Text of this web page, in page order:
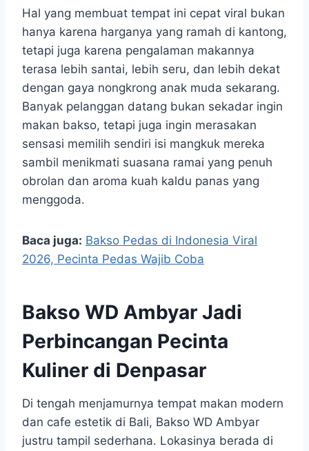
Hal yang membuat tempat ini cepat viral bukan
hanya karena harganya yang ramah di kantong,
tetapi juga karena pengalaman makannya
terasa lebih santai, lebih seru, dan lebih dekat
dengan gaya nongkrong anak muda sekarang.
Banyak pelanggan datang bukan sekadar ingin
makan bakso, tetapi juga ingin merasakan
sensasi memilih sendiri isi mangkuk mereka
sambil menikmati suasana ramai yang penuh
obrolan dan aroma kuah kaldu panas yang
menggoda.
Baca juga: Bakso Pedas di Indonesia Viral
2026, Pecinta Pedas Wajib Coba
Bakso WD Ambyar Jadi
Perbincangan Pecinta
Kuliner di Denpasar
Di tengah menjamurnya tempat makan modern
dan cafe estetik di Bali, Bakso WD Ambyar
justru tampil sederhana. Lokasinya berada di